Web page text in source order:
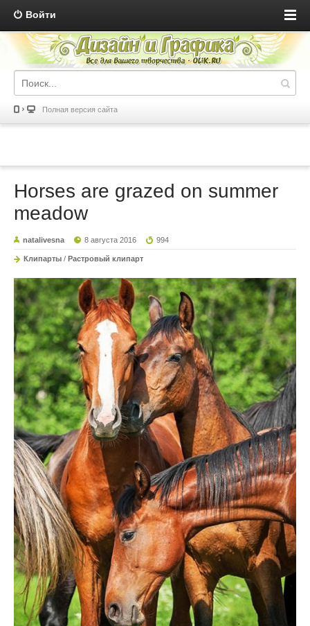
Войти
Полная версия сайта
Horses are grazed on summer
meadow
natalivesna 8 августа 2016 994
Клипарты / Растровый клипарт